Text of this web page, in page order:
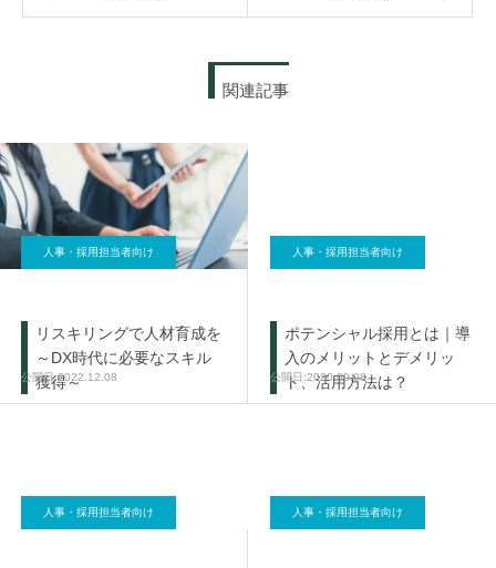
関連記事
人事・採用担当者向け
リスキリングで人材育成を
～DX時代に必要なスキル
獲得～2022.12.08
人事・採用担当者向け
ポテンシャル採用とは｜導
入のメリットとデメリッ
ト、活用方法は？
2020.09.08
人事・採用担当者向け 人事・採用担当者向け